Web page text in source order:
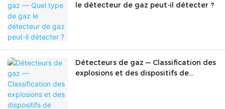
le détecteur de gaz peut-il détecter ?
Détecteurs de gaz — Classification des
explosions et des dispositifs de